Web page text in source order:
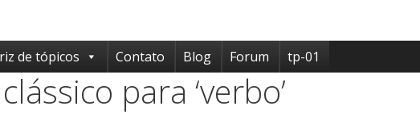
de tópicos Contato Blog Forum tp-01
para ‘verbo’